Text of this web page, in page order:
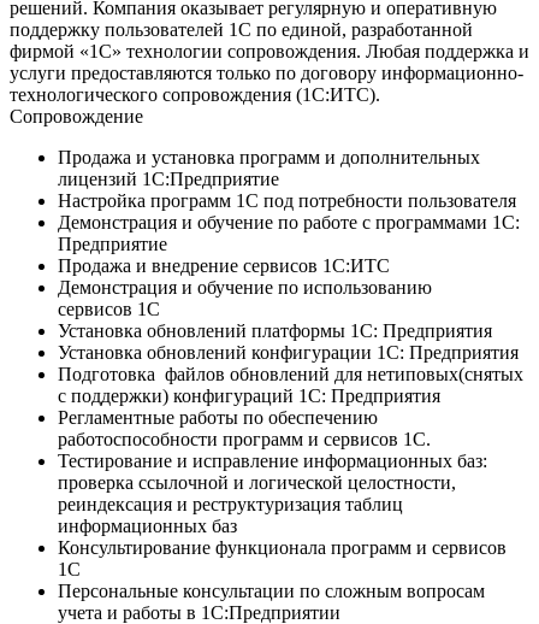
решений. Компания оказывает регулярную и оперативную
поддержку пользователей 1С по единой, разработанной
фирмой «1С» технологии сопровождения. Любая поддержка и
услуги предоставляются только по договору информационно-
технологического сопровождения (1С:ИТС).
Сопровождение
Продажа и установка программ и дополнительных
лицензий 1С:Предприятие
Настройка программ 1С под потребности пользователя
Демонстрация и обучение по работе с программами 1С:
Предприятие
Продажа и внедрение сервисов 1С:ИТС
Демонстрация и обучение по использованию
сервисов 1С
Установка обновлений платформы 1С: Предприятия
Установка обновлений конфигурации 1С: Предприятия
Подготовка файлов обновлений для нетиповых(снятых
с поддержки) конфигураций 1С: Предприятия
Регламентные работы по обеспечению
работоспособности программ и сервисов 1С.
Тестирование и исправление информационных баз:
проверка ссылочной и логической целостности,
реиндексация и реструктуризация таблиц
информационных баз
Консультирование функционала программ и сервисов
1С
Персональные консультации по сложным вопросам
учета и работы в 1С:Предприятии